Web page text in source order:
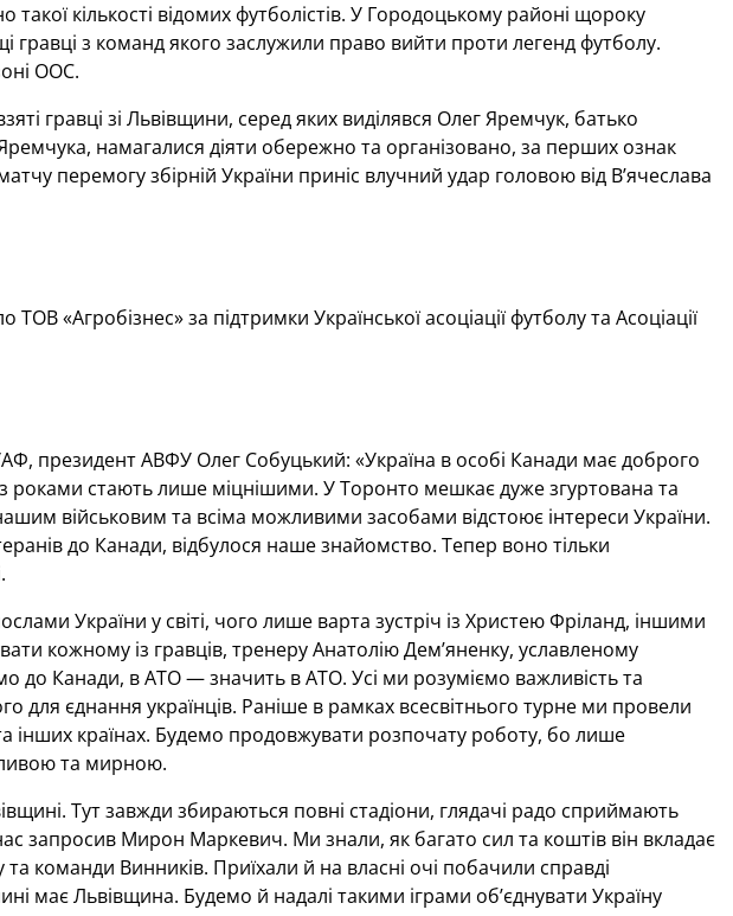
кількості відомих футболістів. У Городоцькому районі щороку
гравці з команд якого заслужили право вийти проти легенд футболу.
ООС.
гравці зі Львівщини, серед яких виділявся Олег Яремчук, батько
намагалися діяти обережно та організовано, за перших ознак
перемогу збірній України приніс влучний удар головою від В’ячеслава
«Агробізнес» за підтримки Української асоціації футболу та Асоціації
президент АВФУ Олег Собуцький: «Україна в особі Канади має доброго
роками стають лише міцнішими. У Торонто мешкає дуже згуртована та
військовим та всіма можливими засобами відстоює інтереси України.
до Канади, відбулося наше знайомство. Тепер воно тільки
України у світі, чого лише варта зустріч із Христею Фріланд, іншими
кожному із гравців, тренеру Анатолію Дем’яненку, уславленому
Канади, в АТО — значить в АТО. Усі ми розуміємо важливість та
для єднання українців. Раніше в рамках всесвітнього турне ми провели
та інших країнах. Будемо продовжувати розпочату роботу, бо лише
та мирною.
Тут завжди збираються повні стадіони, глядачі радо сприймають
запросив Мирон Маркевич. Ми знали, як багато сил та коштів він вкладає
команди Винників. Приїхали й на власні очі побачили справді
має Львівщина. Будемо й надалі такими іграми об’єднувати Україну